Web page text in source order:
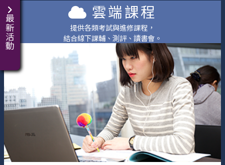
雲端課程
提供各類考試與進修課程，
結合線下課輔、測評、讀書會。
最新活動